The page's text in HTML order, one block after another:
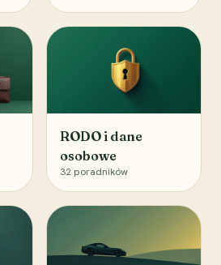
RODO i dane
osobowe
32 poradników